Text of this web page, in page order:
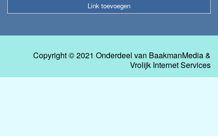
Link toevoegen
Copyright © 2021 Onderdeel van BaakmanMedia&
Vrolijk Internet Services